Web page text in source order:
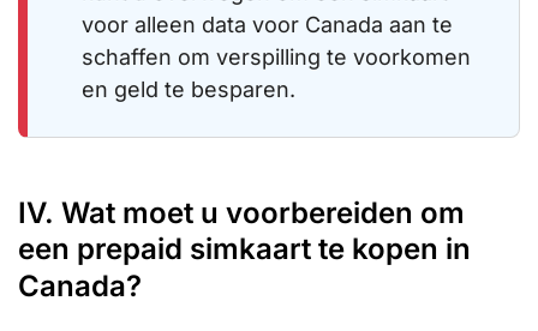
voor alleen data voor Canada aan te
schaffen om verspilling te voorkomen
en geld te besparen.
IV. Wat moet u voorbereiden om
een prepaid simkaart te kopen in
Canada?